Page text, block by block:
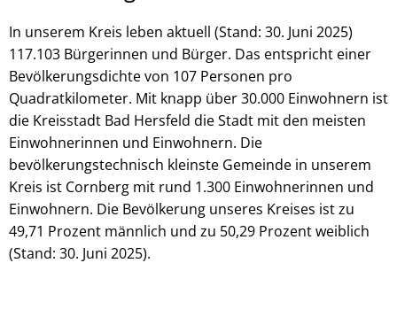
In unserem Kreis leben aktuell (Stand: 30. Juni 2025)
117.103 Bürgerinnen und Bürger. Das entspricht einer
Bevölkerungsdichte von 107 Personen pro
Quadratkilometer. Mit knapp über 30.000 Einwohnern ist
die Kreisstadt Bad Hersfeld die Stadt mit den meisten
Einwohnerinnen und Einwohnern. Die
bevölkerungstechnisch kleinste Gemeinde in unserem
Kreis ist Cornberg mit rund 1.300 Einwohnerinnen und
Einwohnern. Die Bevölkerung unseres Kreises ist zu
49,71 Prozent männlich und zu 50,29 Prozent weiblich
(Stand: 30. Juni 2025).